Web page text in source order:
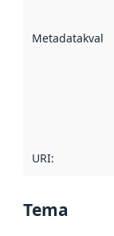
Metadatakvalitet
URI:
Tema